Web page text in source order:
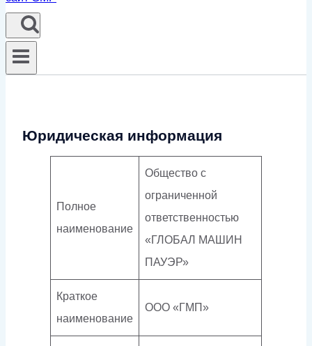
Юридическая информация
Полное
наименование
Общество с
ограниченной
ответственностью
«ГЛОБАЛ МАШИН
ПАУЭР»
Краткое
наименование
ООО «ГМП»